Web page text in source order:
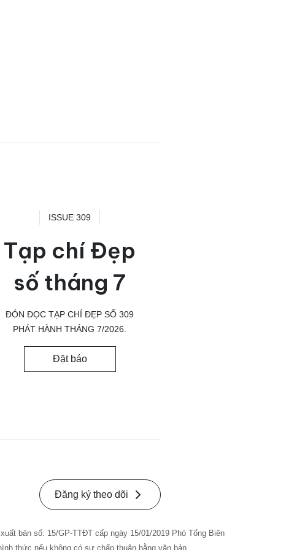
ISSUE 309
Tạp chí Đẹp
số tháng 7
ĐÓN ĐỌC TẠP CHÍ ĐẸP SỐ 309
PHÁT HÀNH THÁNG 7/2026.
Đặt báo
Đăng ký theo dõi
bản số: 15/GP-TTĐT cấp ngày 15/01/2019 Phó Tổng Biên
thức nếu không có sự chấp thuận bằng văn bản